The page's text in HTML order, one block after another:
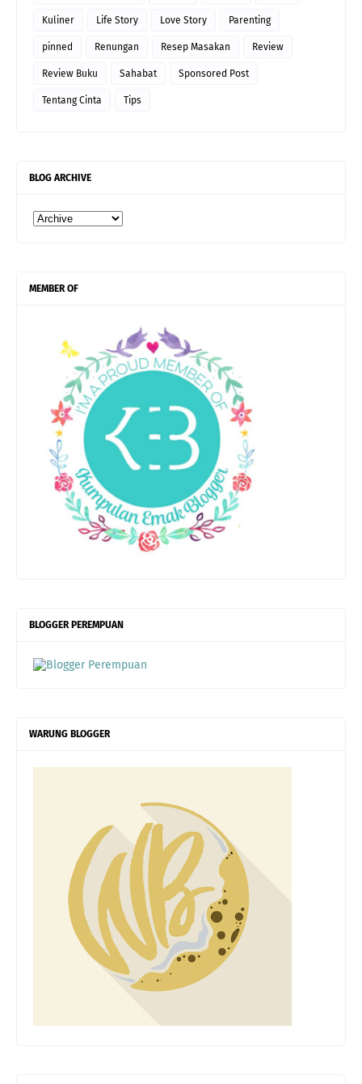
Kuliner Life Story Love Story Parenting
pinned Renungan Resep Masakan Review
Review Buku Sahabat Sponsored Post
Tentang Cinta Tips
BLOG ARCHIVE
MEMBER OF
BLOGGER PEREMPUAN
WARUNG BLOGGER